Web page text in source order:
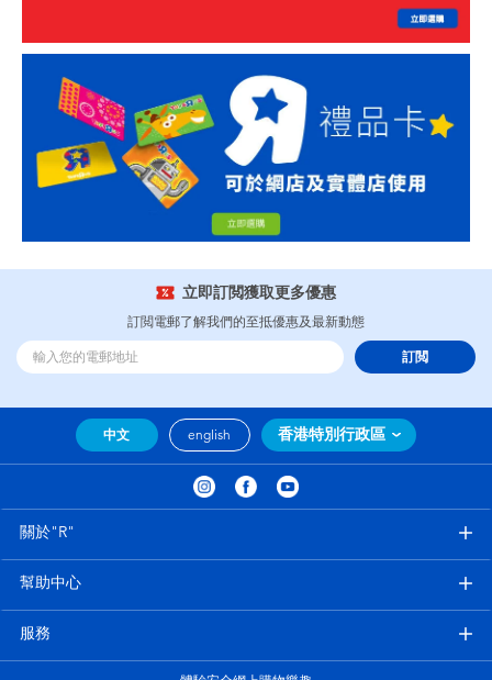
立即訂閲獲取更多優惠
訂閲電郵了解我們的至抵優惠及最新動態
訂閲
中文 english 香港特別行政區
關於"R"
幫助中心
服務